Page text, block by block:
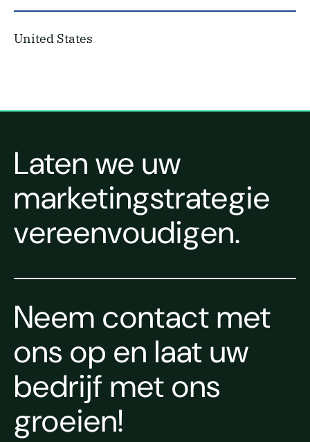
United States
Laten we uw
marketingstrategie
vereenvoudigen.
Neem contact met
ons op en laat uw
bedrijf met ons
groeien!